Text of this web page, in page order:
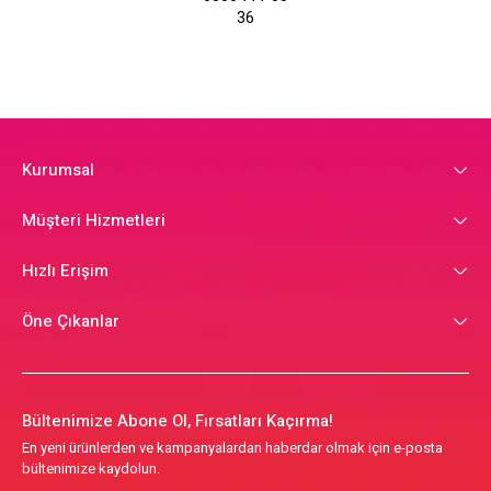
36
Kurumsal
Müşteri Hizmetleri
Hızlı Erişim
Öne Çıkanlar
Bültenimize Abone Ol, Fırsatları Kaçırma!
En yeni ürünlerden ve kampanyalardan haberdar olmak için e-posta
bültenimize kaydolun.